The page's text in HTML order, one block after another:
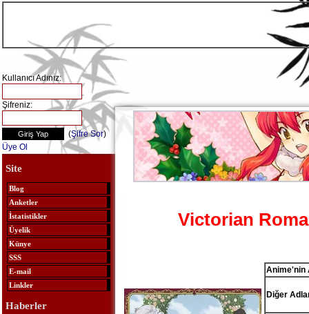
Kullanıcı Adınız:
Şifreniz:
(Şifre Sor)
Üye Ol
Site
Blog
Anketler
İstatistikler
Üyelik
Künye
SSS
E-mail
Linkler
Haberler
Victorian
Anime'nin
Diğer